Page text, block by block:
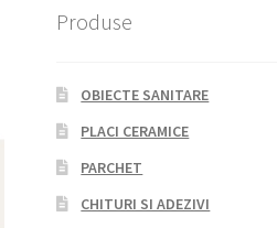
Produse
OBIECTE SANITARE
PLACI CERAMICE
PARCHET
CHITURI SI ADEZIVI